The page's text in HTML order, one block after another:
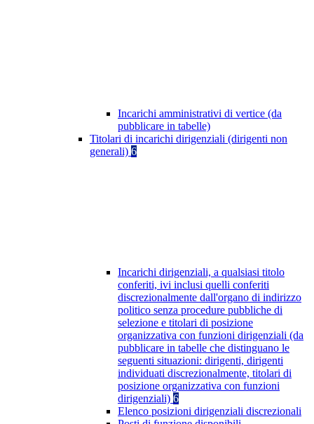
Incarichi amministrativi di vertice (da
pubblicare in tabelle)
Titolari di incarichi dirigenziali (dirigenti non
generali) 6
Incarichi dirigenziali, a qualsiasi titolo
conferiti, ivi inclusi quelli conferiti
discrezionalmente dall'organo di indirizzo
politico senza procedure pubbliche di
selezione e titolari di posizione
organizzativa con funzioni dirigenziali (da
pubblicare in tabelle che distinguano le
seguenti situazioni: dirigenti, dirigenti
individuati discrezionalmente, titolari di
posizione organizzativa con funzioni
dirigenziali) 6
Elenco posizioni dirigenziali discrezionali